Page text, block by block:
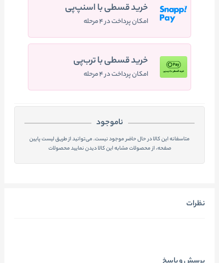
خرید قسطی با اسنپ‌پی
امکان پرداخت در ۴ مرحله
خرید قسطی با ترب‌پی
امکان پرداخت در ۴ مرحله
ناموجود
متاسفانه این کالا در حال حاضر موجود نیست. می‌توانید از طریق لیست پایین
صفحه، از محصولات مشابه این کالا دیدن نمایید محصولات
نظرات